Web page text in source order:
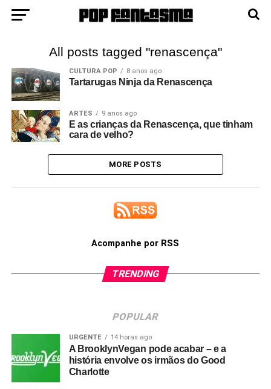
All posts tagged "renascença"
CULTURA POP 8 anos ago
Tartarugas Ninja da Renascença
ARTES 9 anos ago
E as crianças da Renascença, que tinham
cara de velho?
MORE POSTS
Acompanhe por RSS
TRENDING
POPULAR
URGENTE 14 horas ago
A BrooklynVegan pode acabar – e a
história envolve os irmãos do Good
Charlotte